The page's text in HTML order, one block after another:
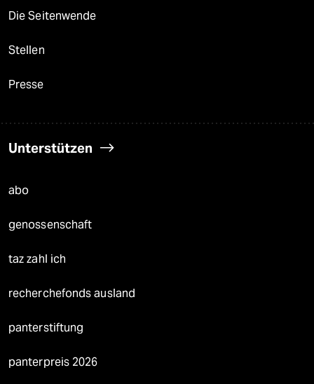
Die Seitenwende
Stellen
Presse
Unterstützen
abo
genossenschaft
taz zahl ich
recherchefonds ausland
panterstiftung
panterpreis 2026